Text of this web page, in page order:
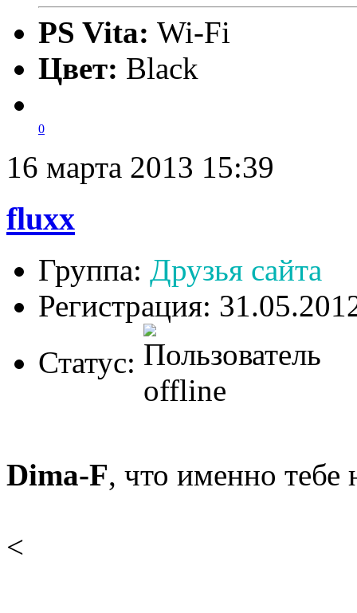
PS Vita: Wi-Fi
Цвет: Black
0
16 марта 2013 15:39
fluxx
Группа: Друзья сайта
Регистрация:
Статус:
Dima-F, что именно тебе
<